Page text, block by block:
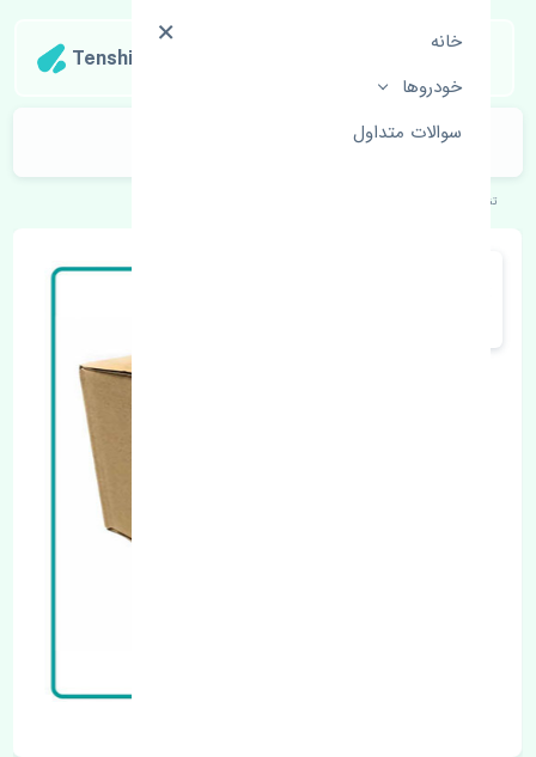
خانه
خودروها
سوالات متداول
Tenshipart
بوستر ترمز نیسان تیانا اصلی
تنشی‌پارت